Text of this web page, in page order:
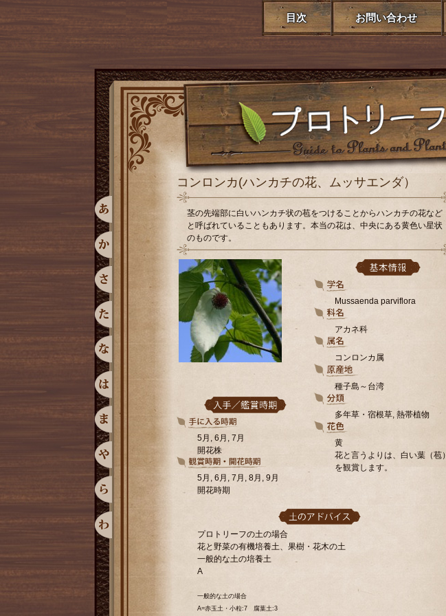
目次 お問い合わせ
コンロンカ(ハンカチの花、ムッサエンダ）
茎の先端部に白いハンカチ状の苞をつけることからハンカチの花など
と呼ばれていることもあります。本当の花は、中央にある黄色い星状
のものです。
Mussaenda parviflora
アカネ科
コンロンカ属
種子島～台湾
多年草・宿根草, 熱帯植物
黄
花と言うよりは、白い葉（苞）
を観賞します。
5月, 6月, 7月
開花株
5月, 6月, 7月, 8月, 9月
開花時期
プロトリーフの土の場合
花と野菜の有機培養土、果樹・花木の土
一般的な土の培養土
A
一般的な土の場合
A=赤玉土・小粒:7 腐葉土:3